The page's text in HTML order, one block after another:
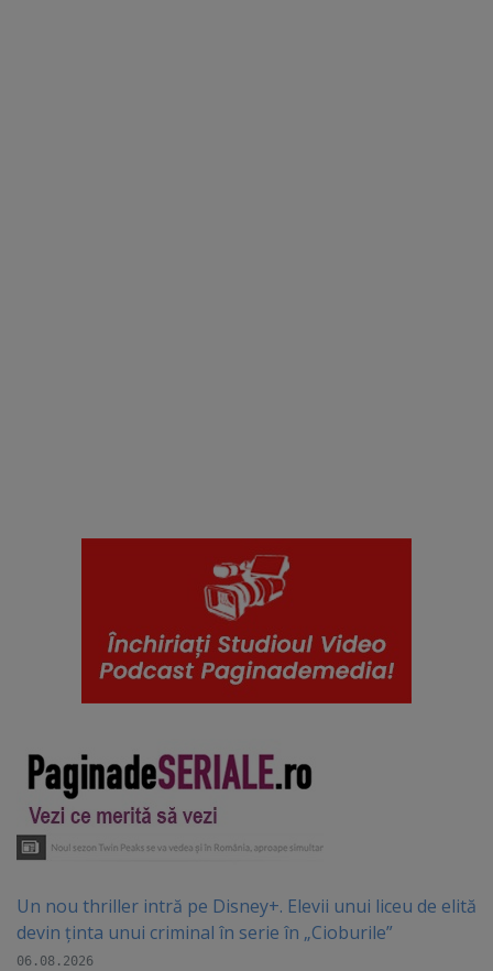
Un nou thriller intră pe Disney+. Elevii unui liceu de elită
devin ținta unui criminal în serie în „Cioburile”
06.08.2026